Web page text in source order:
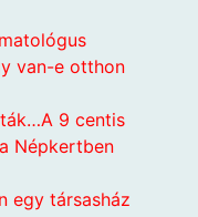
van-e otthon
9 centis
Népkertben
egy társasház